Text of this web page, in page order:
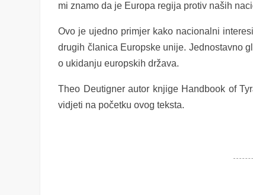
mi znamo da je Europa regija protiv naših
Ovo je ujedno primjer kako nacionalni
drugih članica Europske unije. Jednostavno
o ukidanju europskih država.
Theo Deutigner autor knjige Handbook of
vidjeti na početku ovog teksta.